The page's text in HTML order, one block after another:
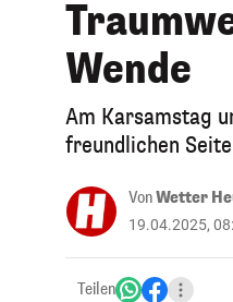
Wende
Am Karsamstag
freundlichen
VonWetter
19.04.2025,
Teilen